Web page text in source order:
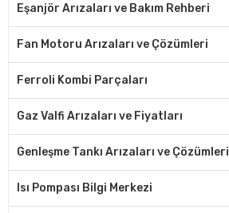
Eşanjör Arızaları ve Bakım Rehberi
Fan Motoru Arızaları ve Çözümleri
Ferroli Kombi Parçaları
Gaz Valfi Arızaları ve Fiyatları
Genleşme Tankı Arızaları ve Çözümleri
Isı Pompası Bilgi Merkezi